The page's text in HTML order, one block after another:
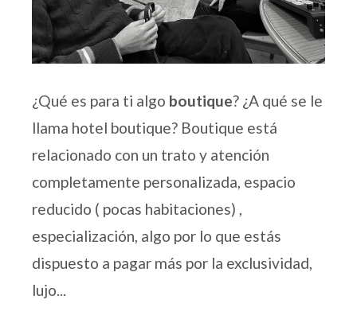
¿Qué es para ti algo boutique? ¿A qué se le
llama hotel boutique? Boutique está
relacionado con un trato y atención
completamente personalizada, espacio
reducido ( pocas habitaciones) ,
especialización, algo por lo que estás
dispuesto a pagar más por la exclusividad,
lujo...